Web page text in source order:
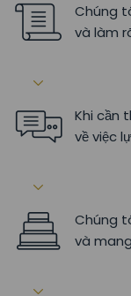
Chúng
và làm
Khi cần
về việc
Chúng
và